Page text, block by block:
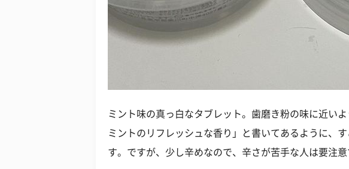
ミント味の真っ白なタブレット。歯磨き粉の味に近い
ミントのリフレッシュな香り」と書いてあるように、
す。ですが、少し辛めなので、辛さが苦手な人は要注意